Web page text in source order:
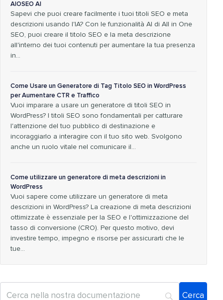
AIOSEO AI
Sapevi che puoi creare facilmente i tuoi titoli SEO e meta
descrizioni usando l'IA? Con le funzionalità AI di All in One
SEO, puoi creare il titolo SEO e la meta descrizione
all'interno dei tuoi contenuti per aumentare la tua presenza
in...
Come Usare un Generatore di Tag Titolo SEO in WordPress
per Aumentare CTR e Traffico
Vuoi imparare a usare un generatore di titoli SEO in
WordPress? I titoli SEO sono fondamentali per catturare
l'attenzione del tuo pubblico di destinazione e
incoraggiarlo a interagire con il tuo sito web. Svolgono
anche un ruolo vitale nel comunicare il…
Come utilizzare un generatore di meta descrizioni in
WordPress
Vuoi sapere come utilizzare un generatore di meta
descrizioni in WordPress? La creazione di meta descrizioni
ottimizzate è essenziale per la SEO e l'ottimizzazione del
tasso di conversione (CRO). Per questo motivo, devi
investire tempo, impegno e risorse per assicurarti che le
tue...